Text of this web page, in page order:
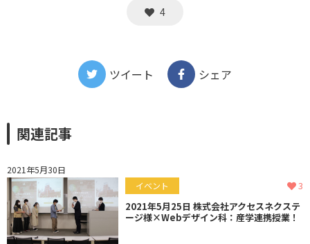
4
ツイート シェア
関連記事
2021年5月30日
イベント
3
2021年5月25日 株式会社アクセスネクステ
ージ様×Webデザイン科：産学連携授業！